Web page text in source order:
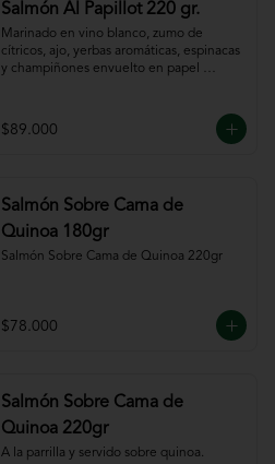
Salmón Al Papillot 220 gr.
Marinado en vino blanco, zumo de
cítricos, ajo, yerbas aromáticas, espinacas
y champiñones envuelto en papel
$89.000
Salmón Sobre Cama de
Quinoa 180gr
Salmón Sobre Cama de Quinoa 220gr
$78.000
Salmón Sobre Cama de
Quinoa 220gr
A la parrilla y servido sobre quinoa.